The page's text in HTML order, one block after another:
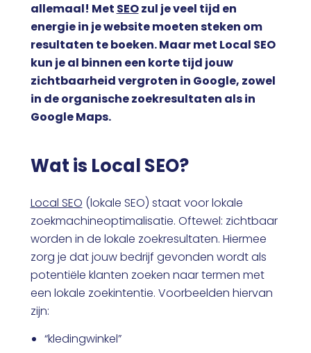
allemaal! Met SEOzul je veel tijd en
energie in je website moeten steken om
resultaten te boeken. Maar met Local SEO
kun je al binnen een korte tijd jouw
zichtbaarheid vergroten in Google, zowel
in de organische zoekresultaten als in
Google Maps.
Wat is Local SEO?
Local SEO (lokale SEO) staat voor lokale
zoekmachineoptimalisatie. Oftewel: zichtbaar
worden in de lokale zoekresultaten. Hiermee
zorg je dat jouw bedrijf gevonden wordt als
potentiële klanten zoeken naar termen met
een lokale zoekintentie. Voorbeelden hiervan
zijn:
“kledingwinkel”